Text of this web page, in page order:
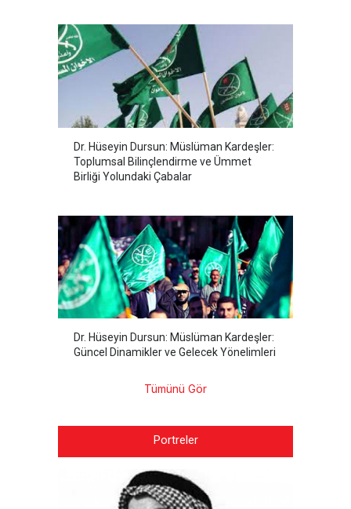
Dr. Hüseyin Dursun: Müslüman Kardeşler:
Toplumsal Bilinçlendirme ve Ümmet
Birliği Yolundaki Çabalar
Dr. Hüseyin Dursun: Müslüman Kardeşler:
Güncel Dinamikler ve Gelecek Yönelimleri
Tümünü Gör
Portreler